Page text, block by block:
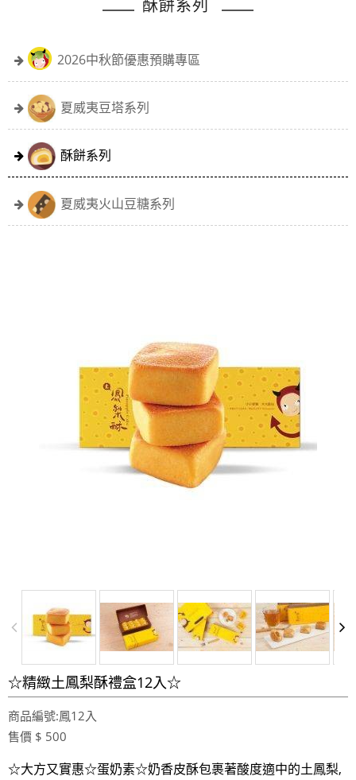
酥餅系列
2026中秋節優惠預購專區
夏威夷豆塔系列
酥餅系列
夏威夷火山豆糖系列
☆精緻土鳳梨酥禮盒12入☆
商品編號:鳳12入
售價 $ 500
☆大方又實惠☆蛋奶素☆奶香皮酥包裹著酸度適中的土鳳梨,